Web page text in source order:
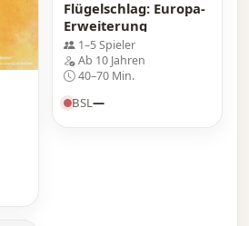
Flügelschlag: Europa-
Erweiterung
1–5 Spieler
Ab 10 Jahren
40–70 Min.
BSL—